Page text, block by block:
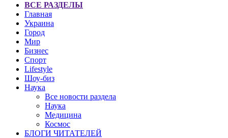
ВСЕ РАЗДЕЛЫ
Главная
Украина
Город
Мир
Бизнес
Спорт
Lifestyle
Шоу-биз
Наука
Все новости раздела
Наука
Медицина
Космос
БЛОГИ ЧИТАТЕЛЕЙ